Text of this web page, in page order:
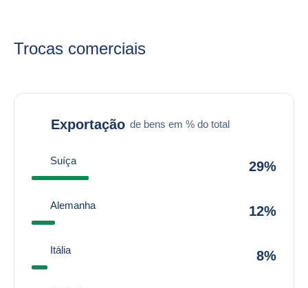
Trocas comerciais
Exportação de bens em % do total
Suíça 29%
Alemanha 12%
Itália 8%